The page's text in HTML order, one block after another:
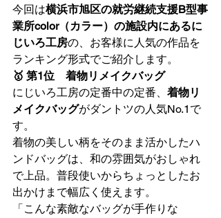
今回は横浜市旭区の就労継続支援B型事
業所color（カラー）の施設内にあるに
じいろ工房の、お客様に人気の作品を
ランキング形式でご紹介します。
🥇 第1位　着物リメイクバッグ
にじいろ工房の定番中の定番、 着物リ
メイクバッグがダントツの人気No.1で
す。
着物の美しい柄をそのまま活かしたハ
ンドバッグは、和の雰囲気がおしゃれ
で上品。普段使いからちょっとしたお
出かけまで幅広く使えます。
「こんな素敵なバッグが手作りな